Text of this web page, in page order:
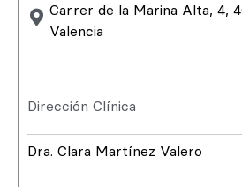
Carrer de la Marina Alta, 4,
Valencia
Dirección Clínica
Dra. Clara Martínez Valero